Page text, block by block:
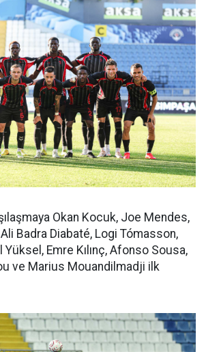
Okan Kocuk, Joe Mendes,
Badra Diabaté, Logi Tómasson,
Yüksel, Emre Kılınç, Afonso Sousa,
ve Marius Mouandilmadji ilk